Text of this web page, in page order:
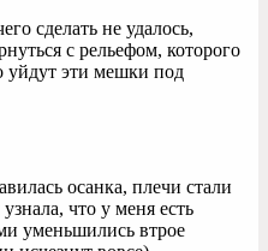
сделать не удалось,
с рельефом, которого
уйдут эти мешки под
осанка, плечи стали
что у меня есть
уменьшились втрое